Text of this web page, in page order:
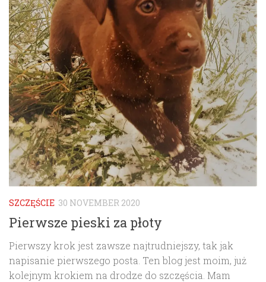
SZCZĘŚCIE 30 NOVEMBER 2020
Pierwsze pieski za płoty
Pierwszy krok jest zawsze najtrudniejszy, tak jak
napisanie pierwszego posta. Ten blog jest moim, już
kolejnym krokiem na drodze do szczęścia. Mam